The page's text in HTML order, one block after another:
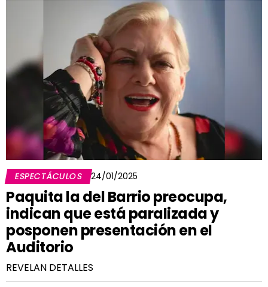
ESPECTÁCULOS 24/01/2025
Paquita la del Barrio preocupa,
indican que está paralizada y
posponen presentación en el
Auditorio
REVELAN DETALLES